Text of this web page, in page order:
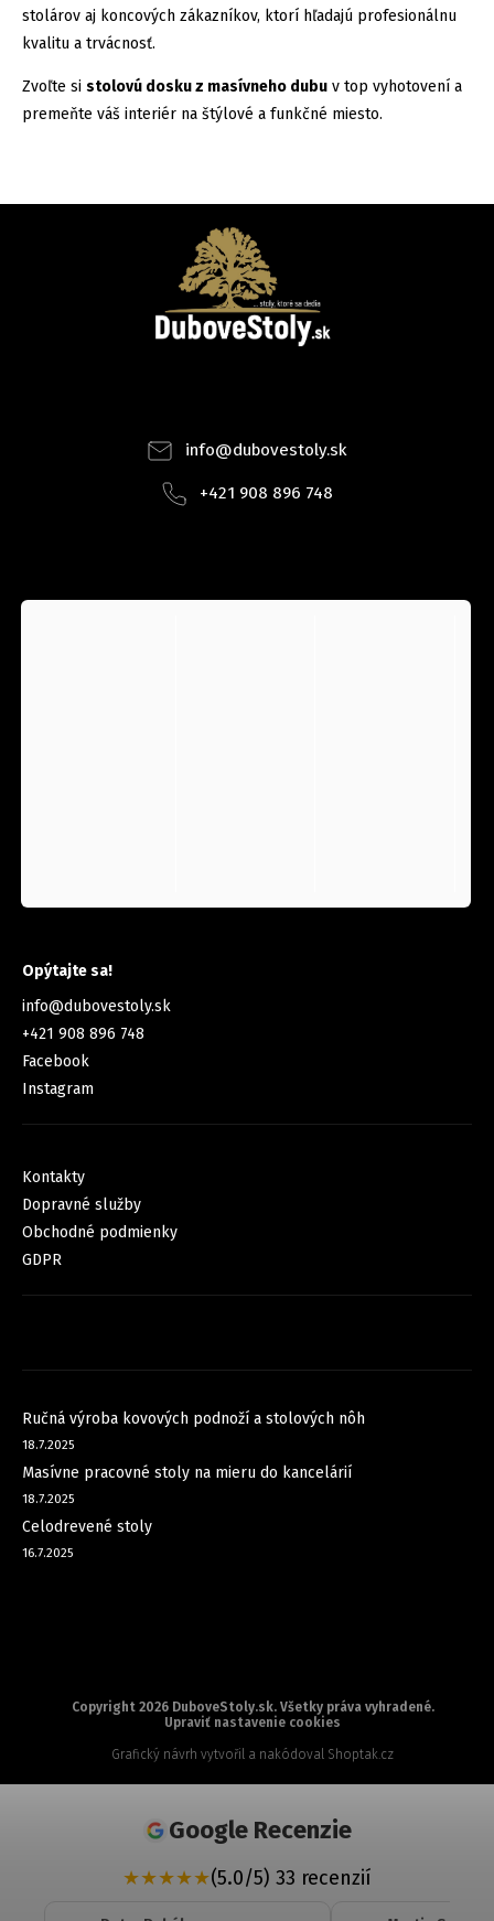
stolárov aj koncových zákazníkov, ktorí hľadajú profesionálnu
kvalitu a trvácnosť.
Zvoľte si stolovú dosku z masívneho dubu v top vyhotovení a
premeňte váš interiér na štýlové a funkčné miesto.
info@dubovestoly.sk
+421 908 896 748
Opýtajte sa!
info@dubovestoly.sk
+421 908 896 748
Facebook
Instagram
Kontakty
Dopravné služby
Obchodné podmienky
GDPR
Ručná výroba kovových podnoží a stolových nôh
18.7.2025
Masívne pracovné stoly na mieru do kancelárií
18.7.2025
Celodrevené stoly
16.7.2025
Copyright 2026 DuboveStoly.sk. Všetky práva vyhradené.
Upraviť nastavenie cookies
Grafický návrh vytvořil a nakódoval Shoptak.cz
Google Recenzie
★★★★★(5.0/5) 33 recenzií